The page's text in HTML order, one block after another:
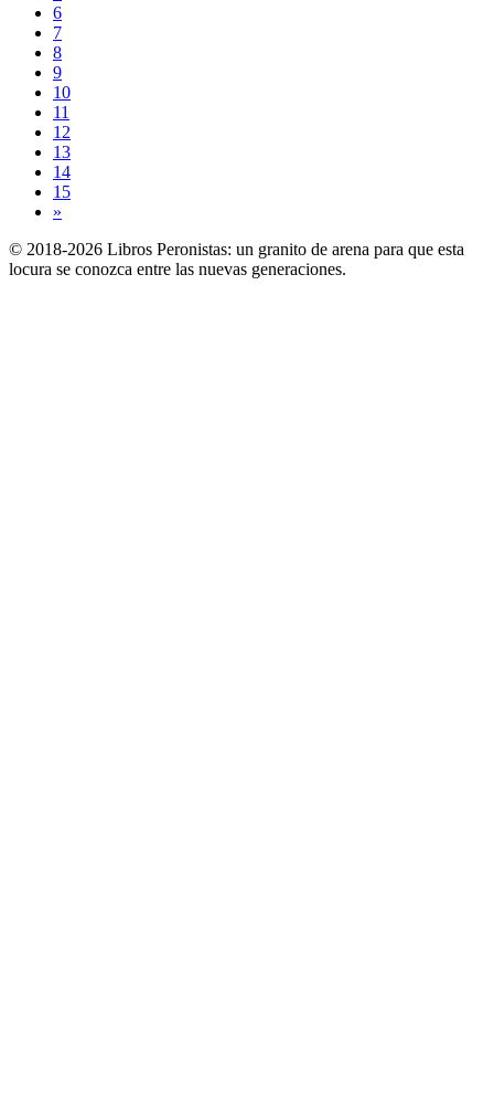
6
7
8
9
10
11
12
13
14
15
»
© 2018-2026 Libros Peronistas: un granito de arena para que esta
locura se conozca entre las nuevas generaciones.